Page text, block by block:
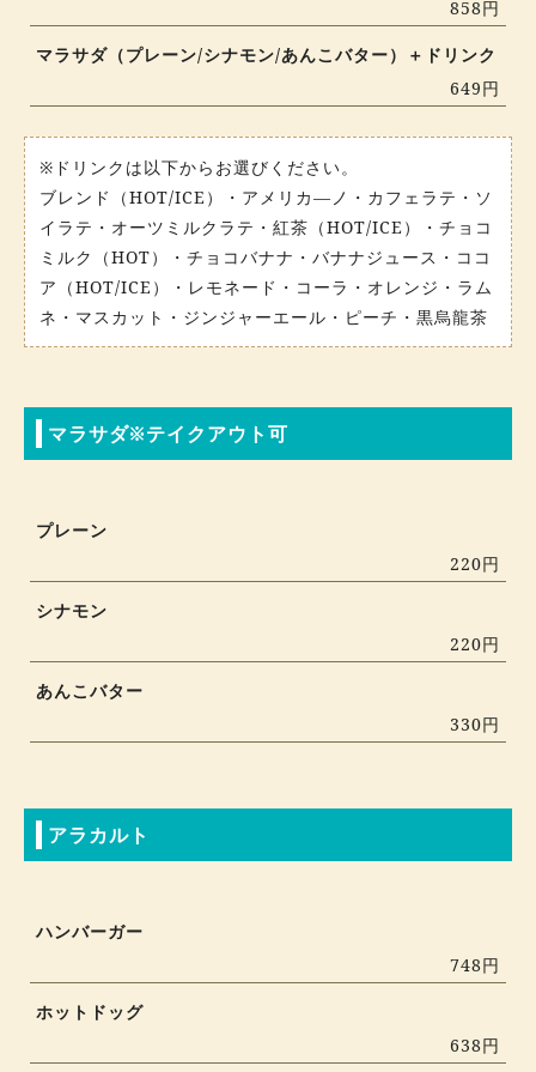
858円
マラサダ（プレーン/シナモン/あんこバター）＋ドリンク
649円
※ドリンクは以下からお選びください。
ブレンド（HOT/ICE）・アメリカ―ノ・カフェラテ・ソ
イラテ・オーツミルクラテ・紅茶（HOT/ICE）・チョコ
ミルク（HOT）・チョコバナナ・バナナジュース・ココ
ア（HOT/ICE）・レモネード・コーラ・オレンジ・ラム
ネ・マスカット・ジンジャーエール・ピーチ・黒烏龍茶
マラサダ※テイクアウト可
プレーン
220円
シナモン
220円
あんこバター
330円
アラカルト
ハンバーガー
748円
ホットドッグ
638円